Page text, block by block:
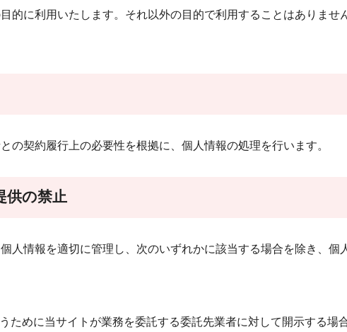
に利用いたします。それ以外の目的で利用することはありませ
契約履行上の必要性を根拠に、個人情報の処理を行います。
供の禁止
人情報を適切に管理し、次のいずれかに該当する場合を除き、個
ために当サイトが業務を委託する委託先業者に対して開示する場